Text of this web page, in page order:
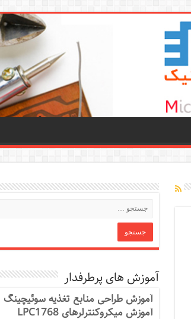
آموزش های پرطرفدار
آموزش طراحی منابع تغذیه سوئیچینگ
آموزش میکروکنترلرهای LPC1768